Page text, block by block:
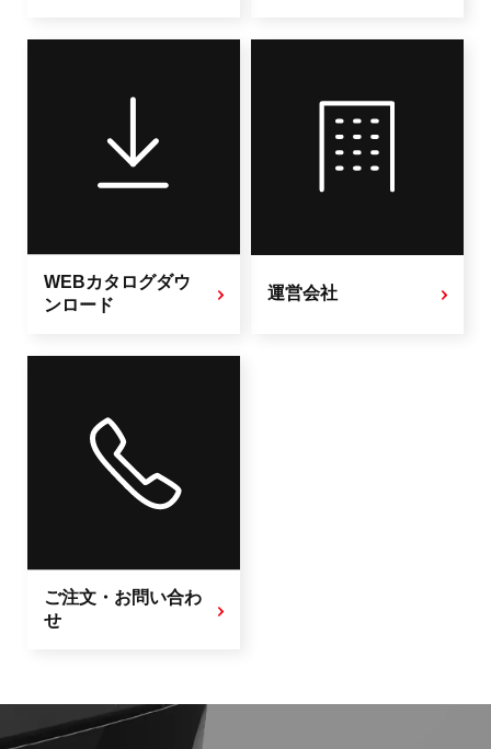
WEBカタログダウ
ンロード
運営会社
ご注文・お問い合わ
せ